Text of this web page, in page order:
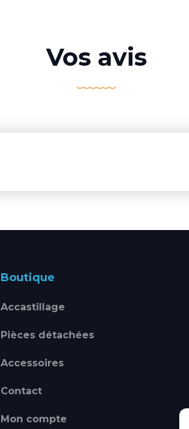
Vos avis
Boutique
Accastillage
Pièces détachées
Accessoires
Contact
Mon compte